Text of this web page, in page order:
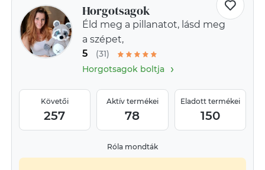
Horgotsagok
Éld meg a pillanatot, lásd meg
a szépet,
5
(31)
Horgotsagok boltja›
Követői
257
Aktív termékei
78
Eladott termékei
150
Róla mondták